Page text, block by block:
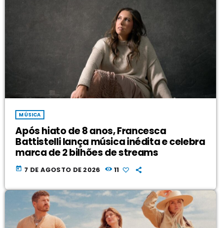
MÚSICA
Após hiato de 8 anos, Francesca
Battistelli lança música inédita e celebra
marca de 2 bilhões de streams
today 7 DE AGOSTO DE 2026 11